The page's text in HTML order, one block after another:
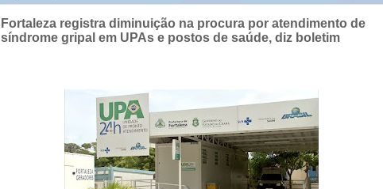
Fortaleza registra diminuição na procura por atendimento de
síndrome gripal em UPAs e postos de saúde, diz boletim